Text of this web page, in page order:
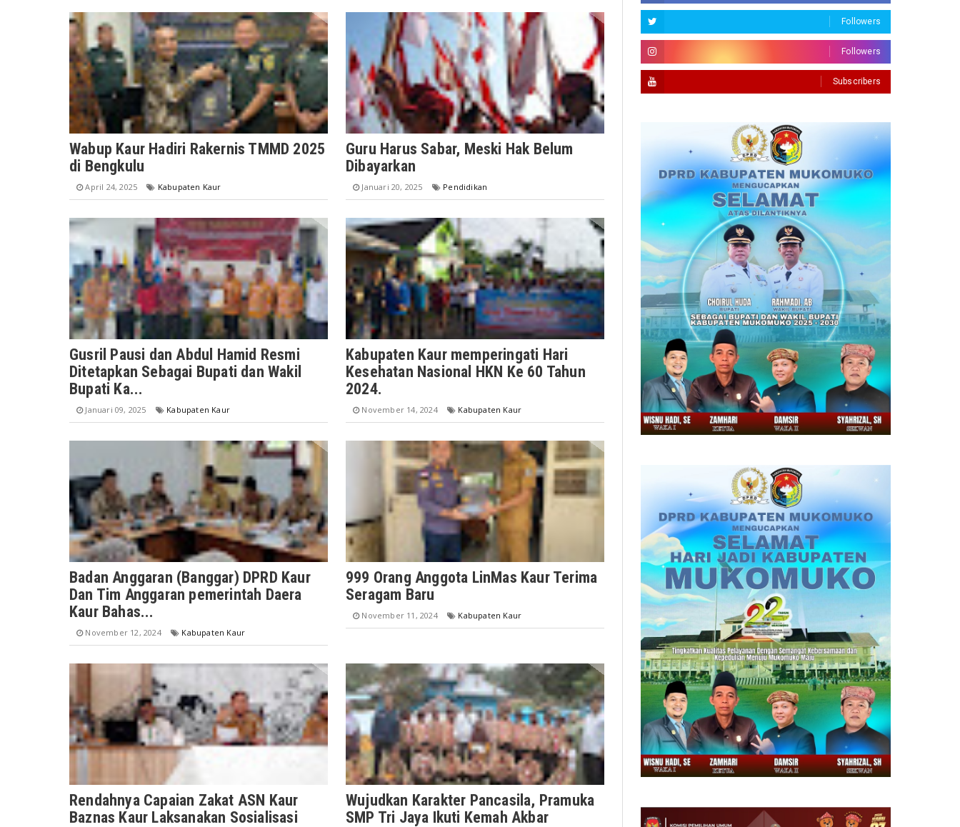
Wabup Kaur Hadiri Rakernis TMMD 2025
di Bengkulu
April 24, 2025 Kabupaten Kaur
Guru Harus Sabar, Meski Hak Belum
Dibayarkan
Januari 20, 2025 Pendidikan
Gusril Pausi dan Abdul Hamid Resmi
Ditetapkan Sebagai Bupati dan Wakil
Bupati Ka...
Januari 09, 2025 Kabupaten Kaur
Kabupaten Kaur memperingati Hari
Kesehatan Nasional HKN Ke 60 Tahun
2024.
November 14, 2024 Kabupaten Kaur
Badan Anggaran (Banggar) DPRD Kaur
Dan Tim Anggaran pemerintah Daera
Kaur Bahas...
November 12, 2024 Kabupaten Kaur
999 Orang Anggota LinMas Kaur Terima
Seragam Baru
November 11, 2024 Kabupaten Kaur
Rendahnya Capaian Zakat ASN Kaur
Baznas Kaur Laksanakan Sosialisasi
Wujudkan Karakter Pancasila, Pramuka
SMP Tri Jaya Ikuti Kemah Akbar
Followers
Followers
Subscribers